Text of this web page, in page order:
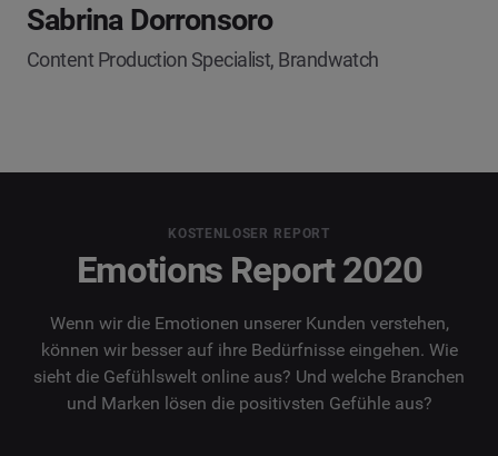
Sabrina Dorronsoro
Content Production Specialist, Brandwatch
KOSTENLOSER REPORT
Emotions Report 2020
Wenn wir die Emotionen unserer Kunden verstehen,
können wir besser auf ihre Bedürfnisse eingehen. Wie
sieht die Gefühlswelt online aus? Und welche Branchen
und Marken lösen die positivsten Gefühle aus?